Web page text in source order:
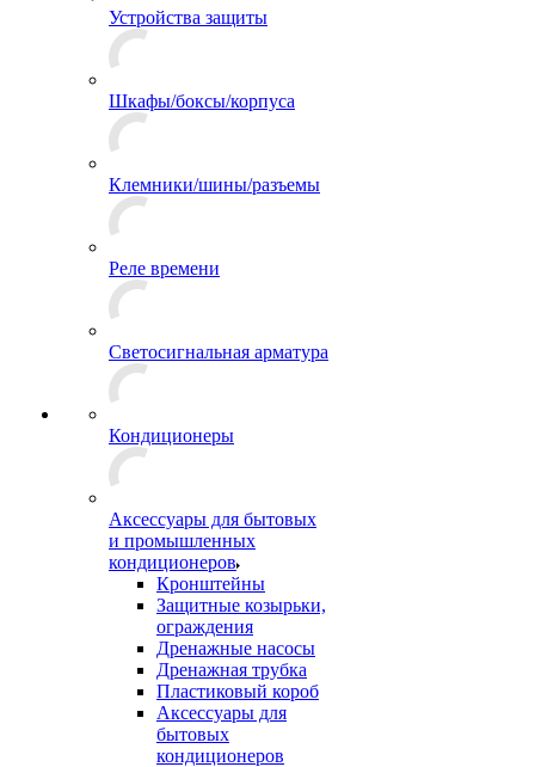
Устройства защиты
Шкафы/боксы/корпуса
Клемники/шины/разъемы
Реле времени
Светосигнальная арматура
Кондиционеры
Аксессуары для бытовых
и промышленных
кондиционеров
Кронштейны
Защитные козырьки,
ограждения
Дренажные насосы
Дренажная трубка
Пластиковый короб
Аксессуары для
бытовых
кондиционеров